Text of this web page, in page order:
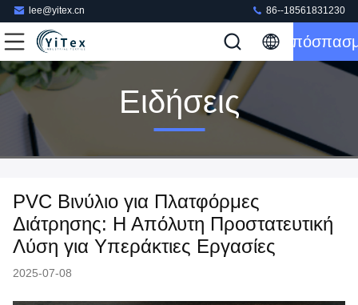
lee@yitex.cn 86--18561831230
Ειδήσεις
PVC Βινύλιο για Πλατφόρμες
Διάτρησης: Η Απόλυτη Προστατευτική
Λύση για Υπεράκτιες Εργασίες
2025-07-08